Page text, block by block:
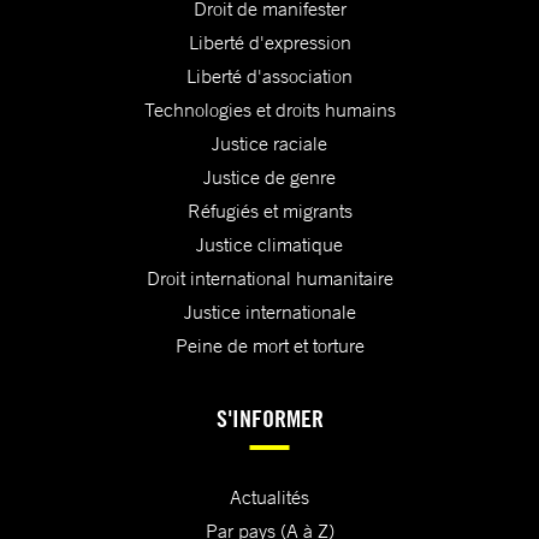
Droit de manifester
Liberté d'expression
Liberté d'association
Technologies et droits humains
Justice raciale
Justice de genre
Réfugiés et migrants
Justice climatique
Droit international humanitaire
Justice internationale
Peine de mort et torture
S'INFORMER
Actualités
Par pays (A à Z)